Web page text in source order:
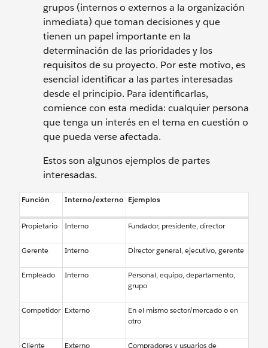
grupos (internos o externos a la organización
inmediata) que toman decisiones y que
tienen un papel importante en la
determinación de las prioridades y los
requisitos de su proyecto. Por este motivo, es
esencial identificar a las partes interesadas
desde el principio. Para identificarlas,
comience con esta medida: cualquier persona
que tenga un interés en el tema en cuestión o
que pueda verse afectada.
Estos son algunos ejemplos de partes
interesadas.
Función Interno/externo Ejemplos
Propietario Interno Fundador, presidente, director
Gerente Interno Director general, ejecutivo, gerente
Empleado Interno
Personal, equipo, departamento,
grupo
Competidor Externo
En el mismo sector/mercado o en
otro
Cliente Externo Compradores y usuarios de